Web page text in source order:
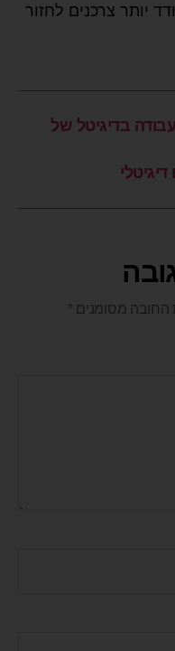
יותר צרכנים לחזור
בדיגיטל של
החובה מסומנים *